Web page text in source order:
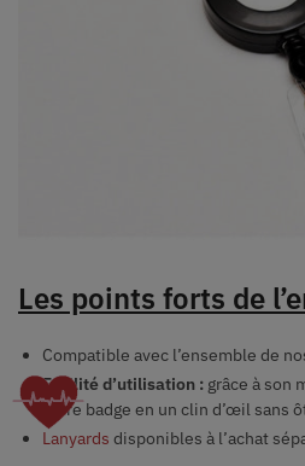
Les points forts de
Compatible avec l’ensemble de
Facilité d’utilisation : grâce à son
votre badge en un clin d’œil sans
Lanyards disponibles à l’achat